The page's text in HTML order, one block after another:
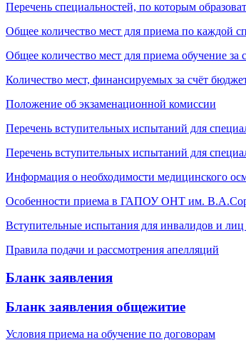
Перечень специальностей, по которым
Общее количество мест для приема по каждой
Общее количество мест для приема обучение
Количество мест, финансируемых за счёт
Положение об экзаменационной комиссии
Перечень вступительных испытаний для
Перечень вступительных испытаний для
Информация о необходимости медицинского
Особенности приема в ГАПОУ ОНТ им.
Вступительные испытания для инвалидов и
Правила подачи и рассмотрения апелляций
Бланк заявления
Бланк заявления общежитие
Условия приема на обучение по договорам